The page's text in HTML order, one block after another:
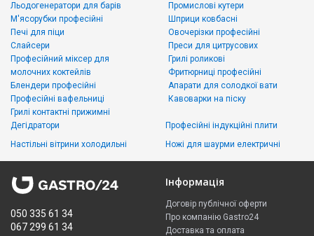
Льодогенератори для барів
М'ясорубки професійні
Печі для піци
Слайсери
Промислові кутери
Шприци ковбасні
Овочерізки професійні
Преси для цитрусових
Професійний міксер для
молочних коктейлів
Блендери професійні
Професійні вафельниці
Грилі контактні прижимні
Грилі роликові
Фритюрниці професійні
Апарати для солодкої вати
Кавоварки на піску
Дегідратори
Настільні вітрини холодильні
Професійні індукційні плити
Ножі для шаурми електричні
050 335 61 34
067 299 61 34
Інформація
Договір публічної оферти
Про компанію Gastro24
Доставка та оплата